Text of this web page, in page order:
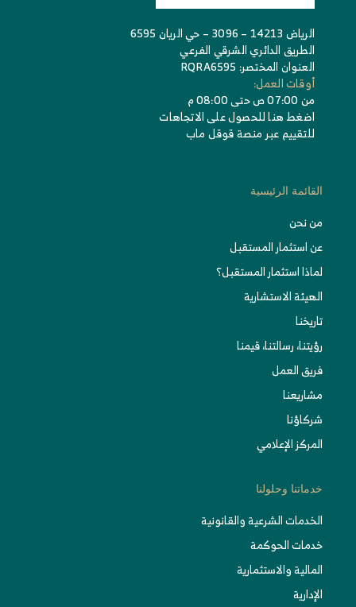
الرياض 14213 – 3096 – حي الريان 6595
الطريق الدائري الشرقي الفرعي
العنوان المختصر: RQRA6595
أوقات العمل:
من 07:00 ص حتى 08:00 م
اضغط هنا للحصول على الاتجاهات
للتقييم عبر منصة قوقل ماب
القائمة الرئيسية
من نحن
عن استثمار المستقبل
لماذا استثمار المستقبل؟
الهيئة الاستشارية
تاريخنا
رؤيتنا، رسالتنا، قيمنا
فريق العمل
مشاريعنا
شركاؤنا
المركز الإعلامي
خدماتنا وحلولنا
الخدمات الشرعية والقانونية
خدمات الحوكمة
المالية والاستثمارية
الإدارية